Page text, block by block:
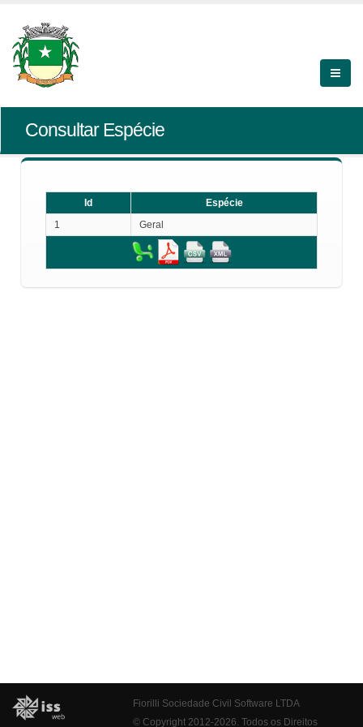
Consultar Espécie
Id
Espécie
1
Geral
Fiorilli Sociedade Civil Software LTDA
© Copyright 2012-2026. Todos os Direitos